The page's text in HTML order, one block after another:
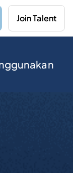
Join Talent